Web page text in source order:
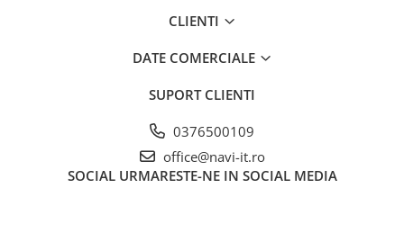
CLIENTI
DATE COMERCIALE
SUPORT CLIENTI
0376500109
office@navi-it.ro
SOCIAL URMARESTE-NE IN SOCIAL MEDIA